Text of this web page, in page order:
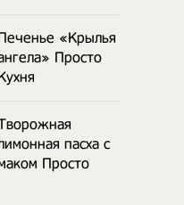
«Крылья
Просто
пасха с
Просто